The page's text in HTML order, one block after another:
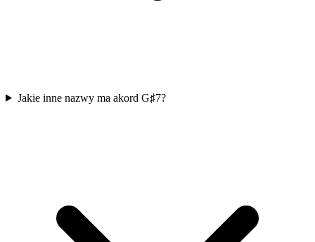
Jakie inne nazwy ma akord G♯7?